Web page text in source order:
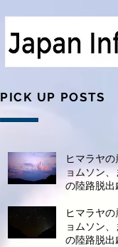
PICK UP POSTS
ヒマラヤの
ョムソン
の陸路脱出
編～
ヒマラヤの
ョムソン、
の陸路脱出